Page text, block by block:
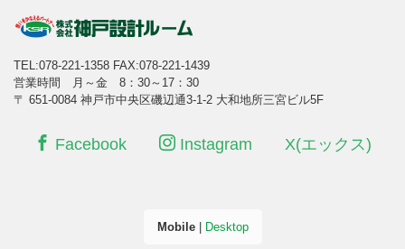
TEL:078-221-1358 FAX:078-221-1439
営業時間 月～金 8：30～17：30
〒 651-0084 神戸市中央区磯辺通3-1-2 大和地所三宮ビル5F
Facebook Instagram X(エックス)
Mobile| Desktop